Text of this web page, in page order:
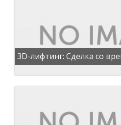
3D-лифтинг: Сделка со